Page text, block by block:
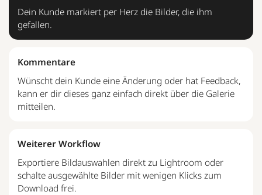
Dein Kunde markiert per Herz die Bilder, die ihm
gefallen.
Kommentare
Wünscht dein Kunde eine Änderung oder hat Feedback,
kann er dir dieses ganz einfach direkt über die Galerie
mitteilen.
Weiterer Workflow
Exportiere Bildauswahlen direkt zu Lightroom oder
schalte ausgewählte Bilder mit wenigen Klicks zum
Download frei.